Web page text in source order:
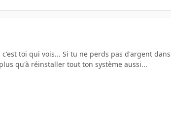
toi qui vois... Si tu ne perds pas d'argent
qu'à réinstaller tout ton système aussi...